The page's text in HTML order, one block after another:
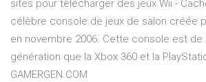
sites pour télécharger des jeux Wii -
célèbre console de jeux de salon créée
en novembre 2006. Cette console est de
génération que la Xbox 360 et la
GAMERGEN.COM